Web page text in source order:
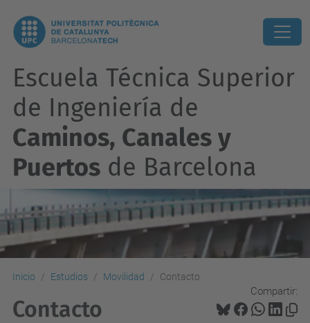
Escuela Técnica Superior
de Ingeniería de
Caminos, Canales y
Puertos de Barcelona
Inicio Estudios Movilidad Contacto
Compartir:
Contacto